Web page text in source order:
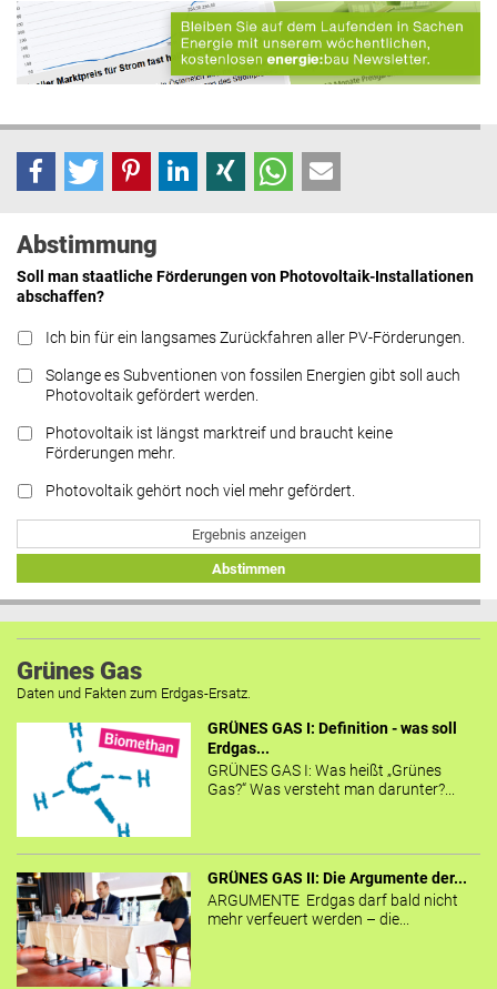
Abstimmung
Soll man staatliche Förderungen von Photovoltaik-Installationen
abschaffen?
Ich bin für ein langsames Zurückfahren aller PV-Förderungen.
Solange es Subventionen von fossilen Energien gibt soll auch
Photovoltaik gefördert werden.
Photovoltaik ist längst marktreif und braucht keine
Förderungen mehr.
Photovoltaik gehört noch viel mehr gefördert.
Ergebnis anzeigen
Abstimmen
Grünes Gas
Daten und Fakten zum Erdgas-Ersatz.
GRÜNES GAS I: Definition - was soll
Erdgas...
GRÜNES GAS I: Was heißt „Grünes
Gas?“ Was versteht man darunter?...
GRÜNES GAS II: Die Argumente der...
ARGUMENTE Erdgas darf bald nicht
mehr verfeuert werden – die...